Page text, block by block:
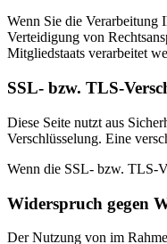
Wenn Sie die Verarbeitung
Verteidigung von
Mitgliedstaats verarbeitet
SSL- bzw. TLS-
Diese Seite nutzt aus
Verschlüsselung. Eine
Wenn die SSL- bzw. TLS-
Widerspruch gegen
Der Nutzung von im